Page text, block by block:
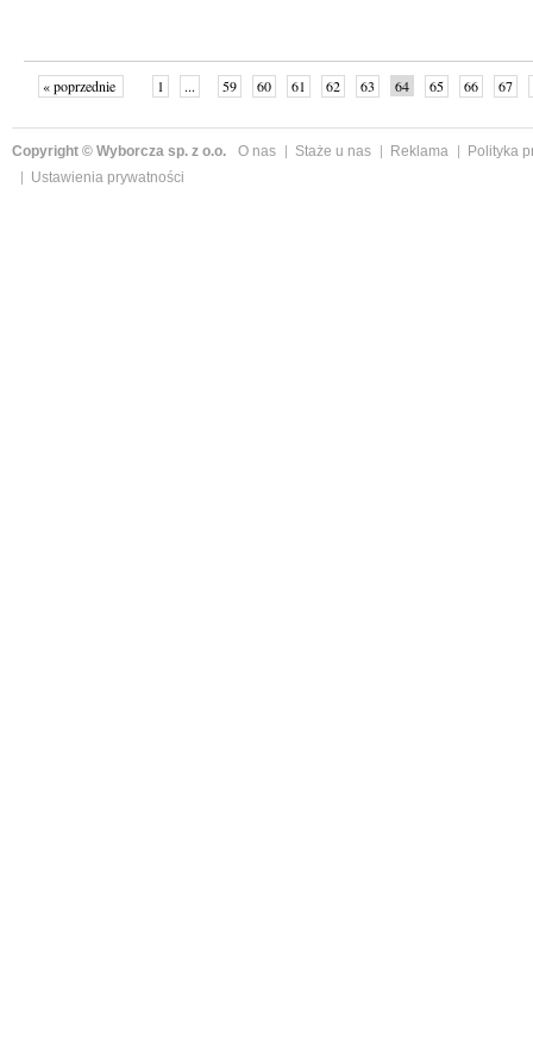
« poprzednie 1 ... 59 60 61 62 63 64 65 66 67
Copyright © Wyborcza sp. z o.o. O nas Staże u nas Reklama
Polityka
Ustawienia prywatności